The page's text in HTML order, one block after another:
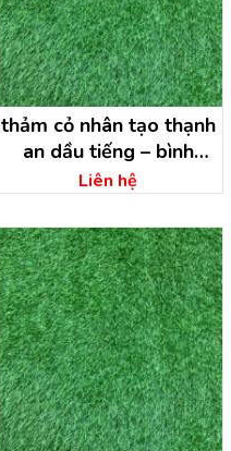
thảm cỏ nhân tạo thạnh
an dầu tiếng – bình
dương
Liên hệ